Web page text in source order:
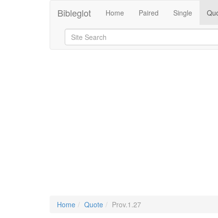
Bibleglot Home Paired Single
Home Quote Prov.1.27